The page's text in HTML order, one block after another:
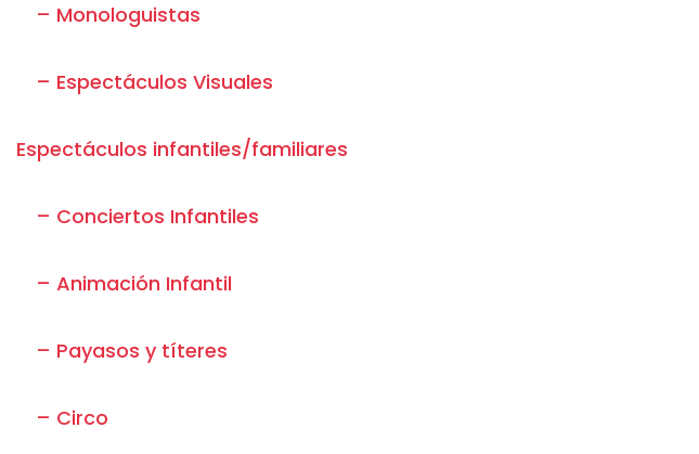
– Monologuistas
– Espectáculos Visuales
Espectáculos infantiles/familiares
– Conciertos Infantiles
– Animación Infantil
– Payasos y títeres
– Circo